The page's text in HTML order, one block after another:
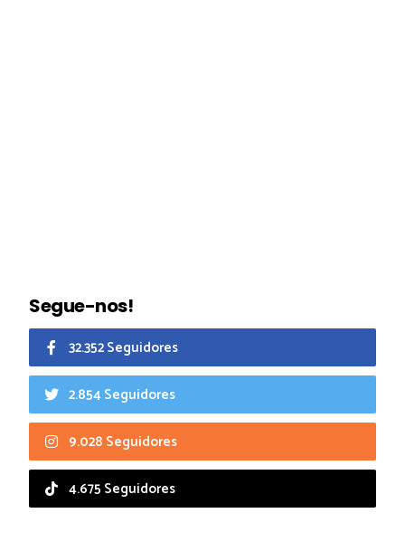
Segue-nos!
32.352 Seguidores
2.854 Seguidores
9.028 Seguidores
4.675 Seguidores